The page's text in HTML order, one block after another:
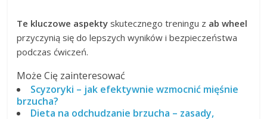
Te kluczowe aspekty skutecznego treningu z ab wheel
przyczynią się do lepszych wyników i bezpieczeństwa
podczas ćwiczeń.
Może Cię zainteresować
Scyzoryki – jak efektywnie wzmocnić mięśnie
brzucha?
Dieta na odchudzanie brzucha – zasady,